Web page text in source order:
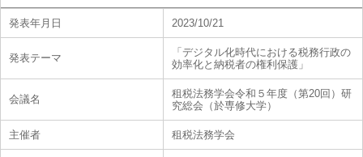
発表年月日 2023/10/21
発表テーマ
「デジタル化時代における税務行政の
効率化と納税者の権利保護」
会議名
租税法務学会令和５年度（第20回）研
究総会（於専修大学）
主催者 租税法務学会